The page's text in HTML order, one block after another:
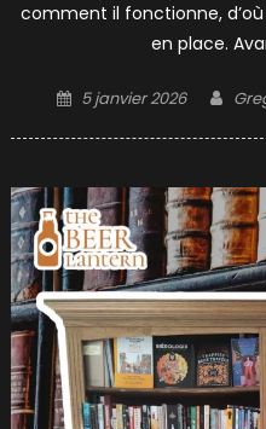
comment il fonctionne,
en place.
Posted
5 janvier 2026